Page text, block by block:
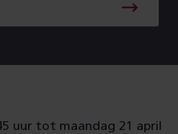
uur tot maandag 21 april